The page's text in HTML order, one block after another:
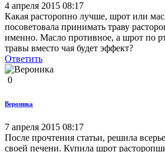
4 апреля 2015 08:17
Какая расторопно лучше, шрот или
посоветовала принимать траву
именно. Масло противное, а шрот по
травы вместо чая будет эффект?
Ответить
0
Вероника
7 апреля 2015 08:17
После прочтения статьи, решила
своей печени. Купила шрот